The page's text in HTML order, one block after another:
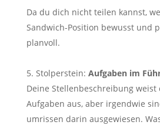
Da du dich nicht teilen kannst,
Sandwich-Position bewusst und
planvoll.
Stolperstein: Aufgaben im
Deine Stellenbeschreibung weist
Aufgaben aus, aber irgendwie
umrissen darin ausgewiesen.